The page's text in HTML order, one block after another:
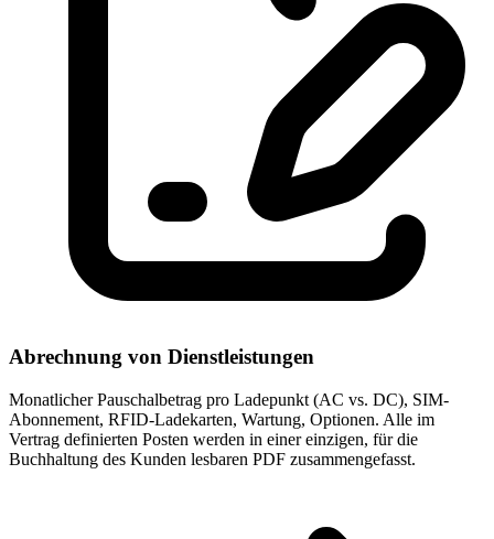
Abrechnung von Dienstleistungen
Monatlicher Pauschalbetrag pro Ladepunkt (AC vs. DC), SIM-
Abonnement, RFID-Ladekarten, Wartung, Optionen. Alle im
Vertrag definierten Posten werden in einer einzigen, für die
Buchhaltung des Kunden lesbaren PDF zusammengefasst.